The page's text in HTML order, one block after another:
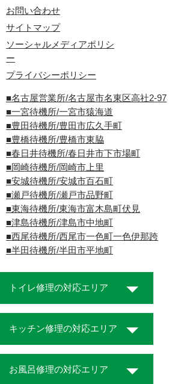
お問い合わせ
サイトマップ
ソーシャルメディアポリシ
ー
プライバシーポリシー
■名古屋営業所/名古屋市名東区高社2-97
■一宮待機所/一宮市猿海道
■豊田待機所/豊田市広久手町
■豊橋待機所/豊橋市東脇
■春日井待機所/春日井市下市場町
■岡崎待機所/岡崎市上里
■安城待機所/安城市百石町
■瀬戸待機所/瀬戸市品野町
■東海待機所/東海市富木島町伏見
■津島待機所/津島市中地町
■西尾待機所/西尾市一色町一色伊那跨
■半田待機所/半田市平地町
トイレ修理の対応エリア
キッチン修理の対応エリア
お風呂修理の対応エリア